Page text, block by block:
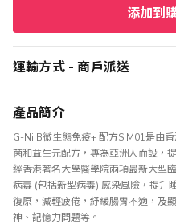
添加到
運輸方式 - 商戶派送
產品簡介
G-NiiB微生態免疫+ 配方SIM01是由
菌和益生元配方，專為亞洲人而設，
經香港著名大學醫學院兩項最新大型
病毒 (包括新型病毒) 感染風險，提升
復原，減輕疲倦，紓緩腸胃不適，及
神、記憶力問題等。